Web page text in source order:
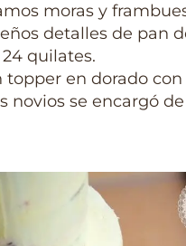
moras y
detalles de pan
quilates.
en dorado con
novios se encargó